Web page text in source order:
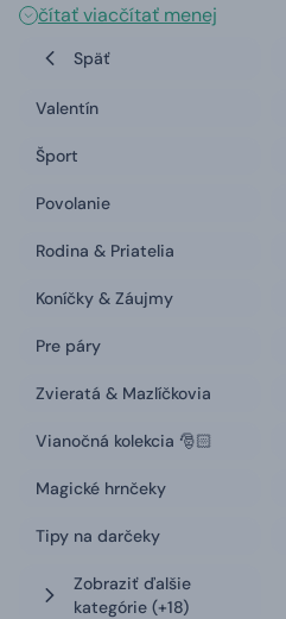
čítať viacčítať menej
Späť
Valentín
Šport
Povolanie
Rodina & Priatelia
Koníčky & Záujmy
Pre páry
Zvieratá & Mazlíčkovia
Vianočná kolekcia 🎅🏻
Magické hrnčeky
Tipy na darčeky
Zobraziť ďalšie
kategórie (+18)